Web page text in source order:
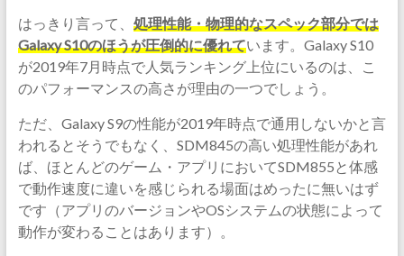
はっきり言って、 処理性能・物理的なスペック部分では
Galaxy S10のほうが圧倒的に優れています。Galaxy S10
が2019年7月時点で人気ランキング上位にいるのは、こ
のパフォーマンスの高さが理由の一つでしょう。
ただ、Galaxy S9の性能が2019年時点で通用しないかと言
われるとそうでもなく、SDM845の高い処理性能があれ
ば、ほとんどのゲーム・アプリにおいてSDM855と体感
で動作速度に違いを感じられる場面はめったに無いはず
です（アプリのバージョンやOSシステムの状態によって
動作が変わることはあります）。